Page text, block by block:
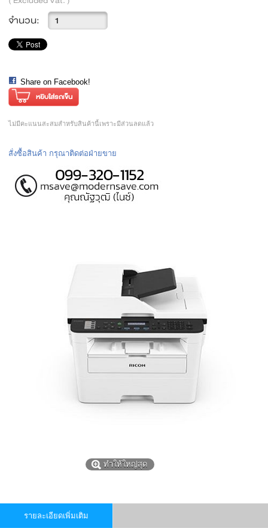
จำนวน:
Share on Facebook!
ไม่มีคะแนนสะสมสำหรับสินค้านี้เพราะมีส่วนลดแล้ว
สั่งซื้อสินค้า กรุณาติดต่อฝ่ายขาย
ทำให้ใหญ่สุด
รายละเอียดเพิ่มเติม